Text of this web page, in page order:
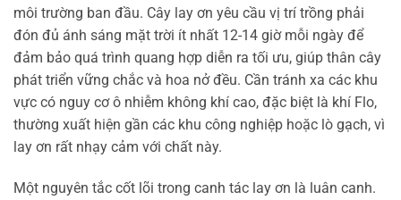
môi trường ban đầu. Cây lay ơn yêu cầu vị trí trồng phải
đón đủ ánh sáng mặt trời ít nhất 12-14 giờ mỗi ngày để
đảm bảo quá trình quang hợp diễn ra tối ưu, giúp thân cây
phát triển vững chắc và hoa nở đều. Cần tránh xa các khu
vực có nguy cơ ô nhiễm không khí cao, đặc biệt là khí Flo,
thường xuất hiện gần các khu công nghiệp hoặc lò gạch, vì
lay ơn rất nhạy cảm với chất này.
Một nguyên tắc cốt lõi trong canh tác lay ơn là luân canh.